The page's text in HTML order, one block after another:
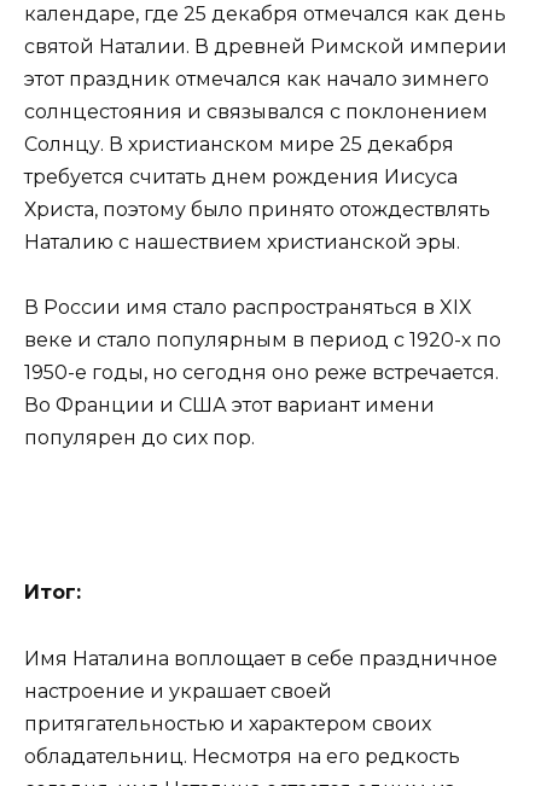
календаре, где 25 декабря отмечался как день
святой Наталии. В древней Римской империи
этот праздник отмечался как начало зимнего
солнцестояния и связывался с поклонением
Солнцу. В христианском мире 25 декабря
требуется считать днем рождения Иисуса
Христа, поэтому было принято отождествлять
Наталию с нашествием христианской эры.
В России имя стало распространяться в XIX
веке и стало популярным в период с 1920-х по
1950-е годы, но сегодня оно реже встречается.
Во Франции и США этот вариант имени
популярен до сих пор.
Итог:
Имя Наталина воплощает в себе праздничное
настроение и украшает своей
притягательностью и характером своих
обладательниц. Несмотря на его редкость